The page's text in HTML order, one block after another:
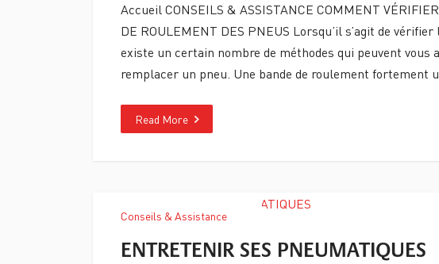
Accueil CONSEILS & ASSISTANCE COMMENT
DE ROULEMENT DES PNEUS Lorsqu’il s’agit de
existe un certain nombre de méthodes qui peuvent vous
remplacer un pneu. Une bande de roulement fortement
Read More
Conseils & Assistance
ENTRETENIR SES PNEUMATIQUES